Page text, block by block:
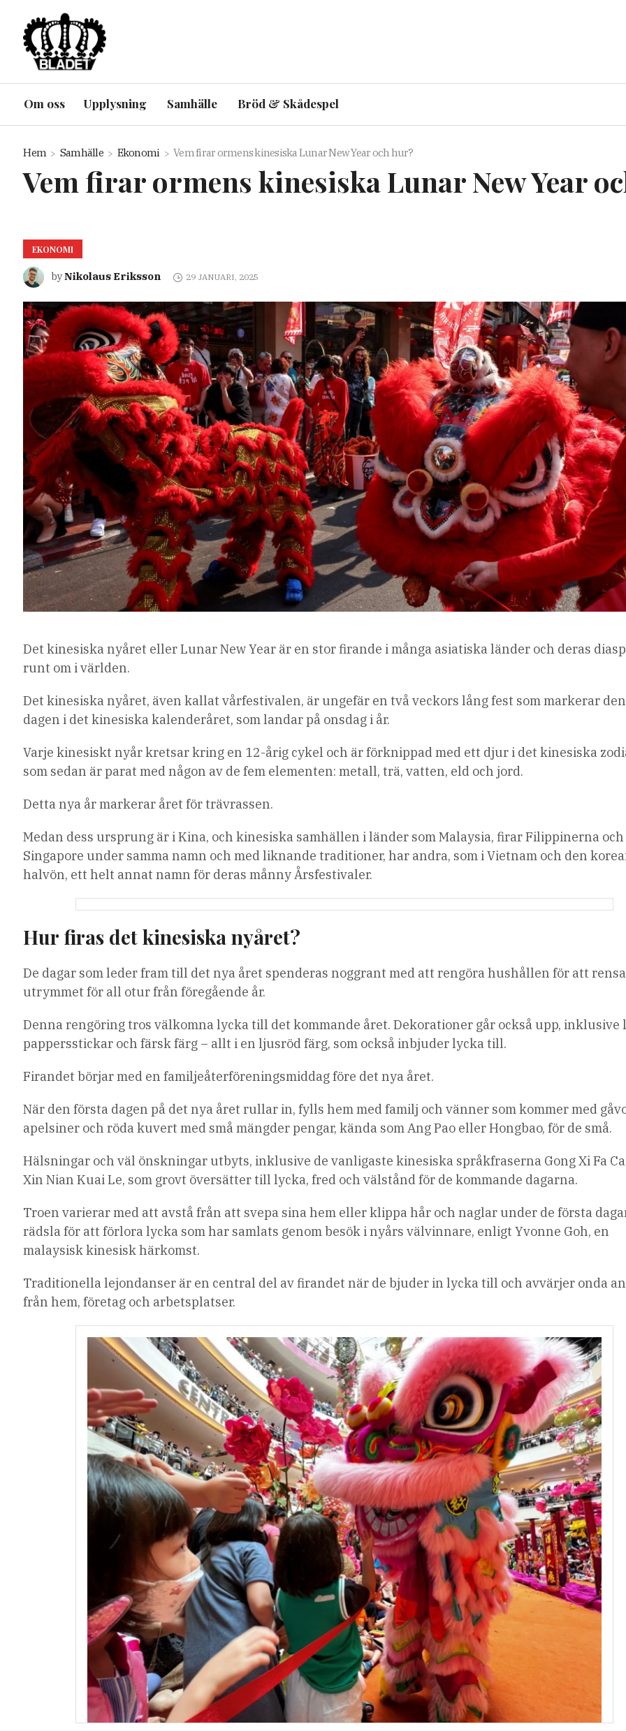
Om oss Upplysning Samhälle Bröd & Skådespel
Hem Samhälle Ekonomi Vem firar ormens kinesiska Lunar New Year och hur?
Vem firar ormens kinesiska Lunar New Year
EKONOMI
byNikolaus Eriksson 29 JANUARI, 2025
Det kinesiska nyåret eller Lunar New Year är en stor firande i många asiatiska länder och deras
runt om i världen.
Det kinesiska nyåret, även kallat vårfestivalen, är ungefär en två veckors lång fest som markerar
dagen i det kinesiska kalenderåret, som landar på onsdag i år.
Varje kinesiskt nyår kretsar kring en 12-årig cykel och är förknippad med ett djur i det kinesiska
som sedan är parat med någon av de fem elementen: metall, trä, vatten, eld och jord.
Detta nya år markerar året för trävrassen.
Medan dess ursprung är i Kina, och kinesiska samhällen i länder som Malaysia, firar Filippinerna och
Singapore under samma namn och med liknande traditioner, har andra, som i Vietnam och den
halvön, ett helt annat namn för deras månny Årsfestivaler.
Hur firas det kinesiska nyåret?
De dagar som leder fram till det nya året spenderas noggrant med att rengöra hushållen för att rensa
utrymmet för all otur från föregående år.
Denna rengöring tros välkomna lycka till det kommande året. Dekorationer går också upp, inklusive
pappersstickar och färsk färg – allt i en ljusröd färg, som också inbjuder lycka till.
Firandet börjar med en familjeåterföreningsmiddag före det nya året.
När den första dagen på det nya året rullar in, fylls hem med familj och vänner som kommer med
apelsiner och röda kuvert med små mängder pengar, kända som Ang Pao eller Hongbao, för de små.
Hälsningar och väl önskningar utbyts, inklusive de vanligaste kinesiska språkfraserna Gong Xi Fa
Xin Nian Kuai Le, som grovt översätter till lycka, fred och välstånd för de kommande dagarna.
Troen varierar med att avstå från att svepa sina hem eller klippa hår och naglar under de första
rädsla för att förlora lycka som har samlats genom besök i nyårs välvinnare, enligt Yvonne Goh, en
malaysisk kinesisk härkomst.
Traditionella lejondanser är en central del av firandet när de bjuder in lycka till och avvärjer onda
från hem, företag och arbetsplatser.